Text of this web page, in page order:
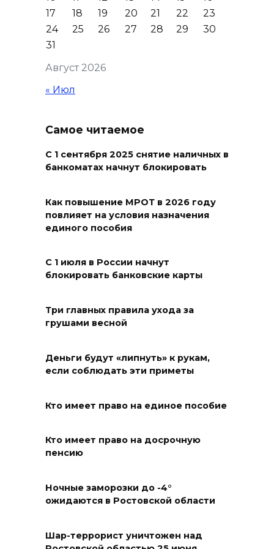
05 августа 2026 19:03
Кондиционеры создают
предупредили о рисках
отключения электроэнергии
05 августа 2026 18:35
05 августа 2026 18:32
05 августа 2026 18:32
Футбольный разгром в Кубке
России
Огненный шторм во дворе
05 августа 2026 18:27
Жеребьевка политических
партий
Август 2026
17
18 19 20 21 22
23
24
25 26 27 28 29
30
31
« Июл
Самое читаемое
С 1 сентября 2025 снятие наличных в
банкоматах начнут блокировать
Как повышение МРОТ в 2026 году
повлияет на условия назначения
единого пособия
С 1 июля в России начнут
блокировать банковские карты
Три главных правила ухода за
грушами весной
Деньги будут «липнуть» к рукам,
если соблюдать эти приметы
Кто имеет право на единое пособие
Кто имеет право на досрочную
пенсию
Ночные заморозки до -4°
ожидаются в Ростовской области
Шар-террорист уничтожен над